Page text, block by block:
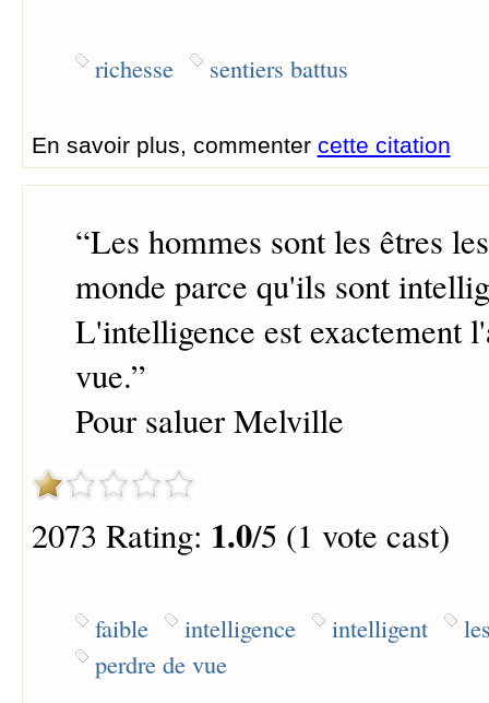
richesse sentiers battus
En savoir plus, commenter cette citation
“Les hommes sont les êtres
monde parce qu'ils sont
L'intelligence est exactement
vue.”
Pour saluer Melville
2073 Rating: 1.0/5 (1 vote cast)
faible intelligence intelligent
perdre de vue